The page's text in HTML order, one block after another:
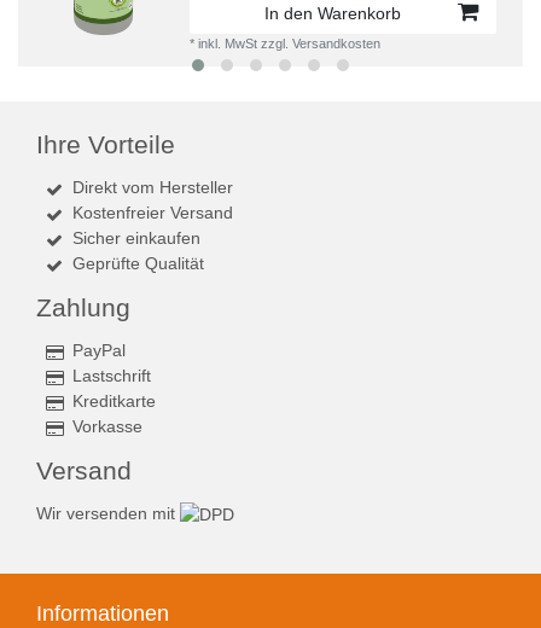
In den Warenkorb
*inkl. MwSt zzgl.Versandkosten
Ihre Vorteile
Direkt vom Hersteller
Kostenfreier Versand
Sicher einkaufen
Geprüfte Qualität
Zahlung
PayPal
Lastschrift
Kreditkarte
Vorkasse
Versand
Wir versenden mit
Informationen